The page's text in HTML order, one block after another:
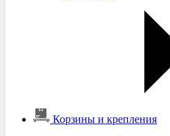
Корзины и крепления